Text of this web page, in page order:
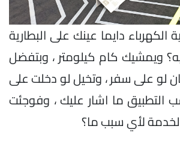
الكهرباء دايما عينك على البطارية
ويمشيك كام كيلومتر ، وبتفضل
لو على سفر ، وتخيل لو دخلت على
ما اشار عليك ، وفوجئت
لأي سبب ما؟